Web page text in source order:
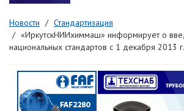
Новости
Стандартизация
«ИркутскНИИхиммаш» информирует о
национальных стандартов с 1 декабря 2013 г.